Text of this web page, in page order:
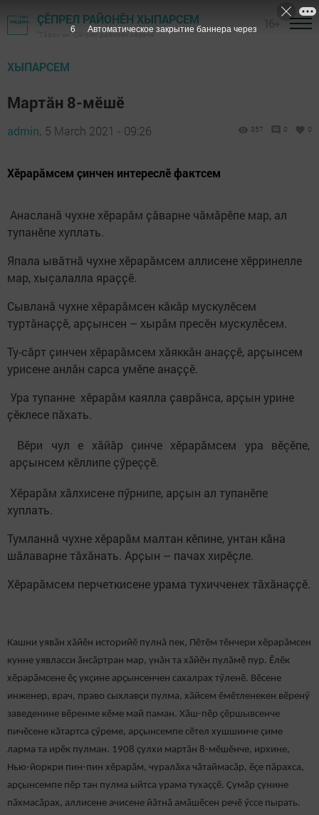
ҪӖПРЕЛ РАЙОНӖН ХЫПАРСЕМ
"Тӑван ен"-Çĕпрел районĕн хаçачӗ
ХЫПАРСЕМ
Мартăн 8-мӗшӗ
admin, 5 March 2021 - 09:26 357 0 0
Хӗрарӑмсем ҫинчен интереслӗ фактсем
Анасланă чухне хӗрарӑм ҫӑварне чăмăрӗпе мар, ал
тупанӗпе хуплать.
Япала ывӑтнӑ чухне хӗрарӑмсем аллисене хӗрринелле
мар, хыçалалла яраҫҫӗ.
Сывланă чухне хӗрарӑмсен кӑкӑр мускулӗсем
туртӑнаҫҫӗ, арҫынсен – хырӑм пресӗн мускулӗсем.
Ту-сăрт ҫинчен хӗрарӑмсем хӑяккӑн анаҫҫӗ, арҫынсем
урисене анлăн сарса умӗпе анаҫҫӗ.
Ура тупанне хӗрарӑм каялла ҫаврăнса, арҫын урине
ҫӗклесе пăхать.
Вӗри чул е хăйăр çинче хӗрарӑмсем ура вӗçӗпе,
арҫынсем кӗллипе çӳреççӗ.
Хӗрарӑм хӑлхисене пӳрнипе, арҫын ал тупанӗпе
хуплать.
Тумланнӑ чухне хӗрарӑм малтан кӗпине, унтан кăна
шӑлаварне тӑхӑнать. Арҫын – пачах хирӗçле.
Хӗрарӑмсем перчеткисене урама тухичченех тӑхӑнаҫҫӗ.
Кашни уявӑн хӑйӗн историйӗ пулнă пек, Пӗтӗм тӗнчери хӗрарӑмсен
кунне уявласси ӑнсӑртран мар, унăн та хӑйӗн пулăмӗ пур. Ӗлӗк
хӗрарӑмсене ӗç укçине арҫынсенчен сахалрах тӳленӗ. Вӗсене
инженер, врач, право сыхлавçи пулма, хӑйсем ӗмӗтленекен вӗренӳ
заведенине вӗренме кӗме май паман. Хӑш-пӗр ҫӗршывсенче
пичӗсене кăтартса ҫӳреме, арçынсемпе сӗтел хушшинче çиме
ларма та ирӗк пулман. 1908 ҫулхи мартăн 8-мӗшӗнче, ирхине,
Нью-йоркри пин-пин хӗрарӑм, чуралӑха чӑтаймасӑр, ӗҫе пӑрахса,
арҫынсемпе пӗр тан пулма ыйтса урама тухаççӗ. Çумӑр ҫунине
пӑхмасӑрах, аллисене ачисене йăтнă амӑшӗсен речӗ ӳссе пырать.
5 Автоматическое закрытие баннера через